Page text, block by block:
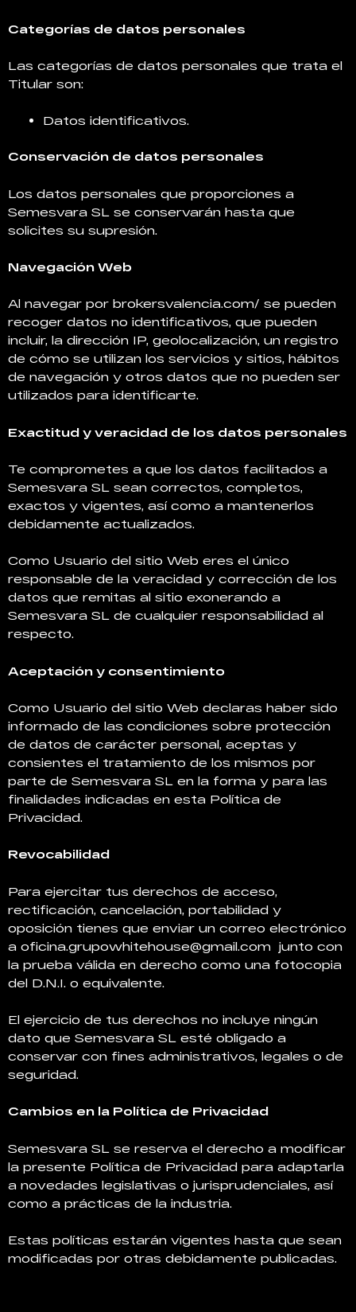
Categorías de datos personales
Las categorías de datos personales que trata el
Titular son:
Datos identificativos.
Conservación de datos personales
Los datos personales que proporciones a
Semesvara SL se conservarán hasta que
solicites su supresión.
Navegación Web
Al navegar por brokersvalencia.com/ se pueden
recoger datos no identificativos, que pueden
incluir, la dirección IP, geolocalización, un registro
de cómo se utilizan los servicios y sitios, hábitos
de navegación y otros datos que no pueden ser
utilizados para identificarte.
Exactitud y veracidad de los datos personales
Te comprometes a que los datos facilitados a
Semesvara SL sean correctos, completos,
exactos y vigentes, así como a mantenerlos
debidamente actualizados.
Como Usuario del sitio Web eres el único
responsable de la veracidad y corrección de los
datos que remitas al sitio exonerando a
Semesvara SL de cualquier responsabilidad al
respecto.
Aceptación y consentimiento
Como Usuario del sitio Web declaras haber sido
informado de las condiciones sobre protección
de datos de carácter personal, aceptas y
consientes el tratamiento de los mismos por
parte de Semesvara SL en la forma y para las
finalidades indicadas en esta Política de
Privacidad.
Revocabilidad
Para ejercitar tus derechos de acceso,
rectificación, cancelación, portabilidad y
oposición tienes que enviar un correo electrónico
a oficina.grupowhitehouse@gmail.com junto con
la prueba válida en derecho como una fotocopia
del D.N.I. o equivalente.
El ejercicio de tus derechos no incluye ningún
dato que Semesvara SL esté obligado a
conservar con fines administrativos, legales o de
seguridad.
Cambios en la Política de Privacidad
Semesvara SL se reserva el derecho a modificar
la presente Política de Privacidad para adaptarla
a novedades legislativas o jurisprudenciales, así
como a prácticas de la industria.
Estas políticas estarán vigentes hasta que sean
modificadas por otras debidamente publicadas.